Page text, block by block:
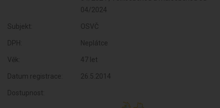
04/2024
Subjekt: OSVČ
DPH: Neplátce
Věk: 47 let
Datum registrace: 26.5.2014
Dostupnost: